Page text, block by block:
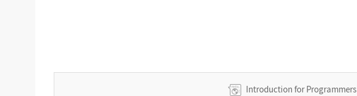
Introduction for Programmers